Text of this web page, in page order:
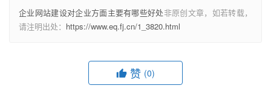
企业网站建设对企业方面主要有哪些好处非原创文章，如若转载，
请注明出处： https://www.eq.fj.cn/1_3820.html
赞 (0)